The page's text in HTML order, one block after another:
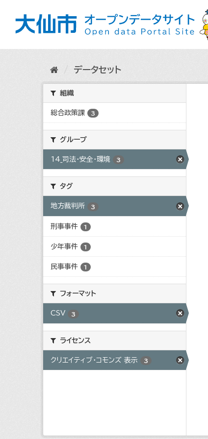
データセット
組織
総合政策課 3
グループ
14_司法・安全・環境 3
タグ
地方裁判所 3
刑事事件 1
少年事件 1
民事事件 1
フォーマット
CSV 3
ライセンス
クリエイティブ・コモンズ 表示 3